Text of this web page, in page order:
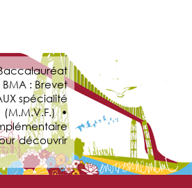
: Brevet
spécialité
(M.M.V.F.) •
découvrir